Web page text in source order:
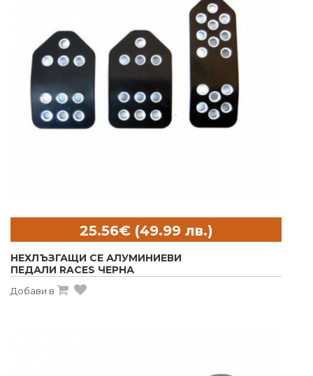
НЕХЛЪЗГАЩИ СЕ АЛУМИНИЕВИ
ПЕДАЛИ RACES ЧЕРНА
Добави в